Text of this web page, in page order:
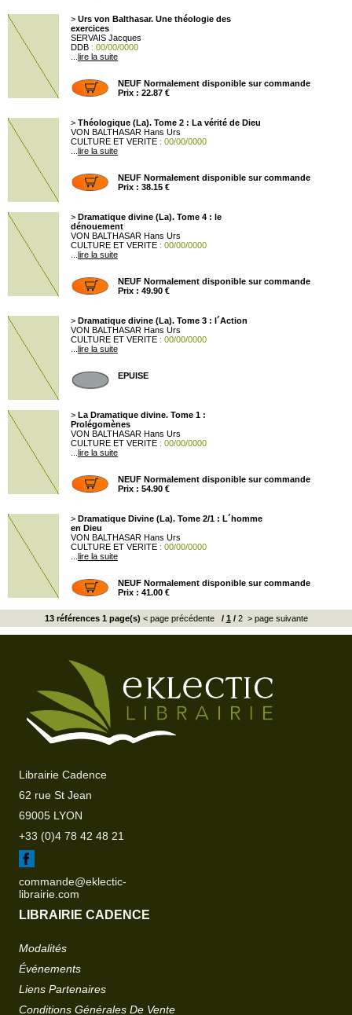
> Urs von Balthasar. Une théologie des
exercices
SERVAIS Jacques
DDB : 00/00/0000
lire la suite
NEUF Normalement disponible sur commande
Prix : 22.87 €
> Théologique (La). Tome 2 : La vérité de Dieu
VON BALTHASAR Hans Urs
CULTURE ET VERITE : 00/00/0000
lire la suite
NEUF Normalement disponible sur commande
Prix : 38.15 €
> Dramatique divine (La). Tome 4 : le
dénouement
VON BALTHASAR Hans Urs
CULTURE ET VERITE : 00/00/0000
lire la suite
NEUF Normalement disponible sur commande
Prix : 49.90 €
> Dramatique divine (La). Tome 3 : l´Action
VON BALTHASAR Hans Urs
CULTURE ET VERITE : 00/00/0000
lire la suite
EPUISE
> La Dramatique divine. Tome 1 :
Prolégomènes
VON BALTHASAR Hans Urs
CULTURE ET VERITE : 00/00/0000
lire la suite
NEUF Normalement disponible sur commande
Prix : 54.90 €
> Dramatique Divine (La). Tome 2/1 : L´homme
en Dieu
VON BALTHASAR Hans Urs
CULTURE ET VERITE : 00/00/0000
lire la suite
NEUF Normalement disponible sur commande
Prix : 41.00 €
13 références 1 page(s) < page précédente/ 1 /2 > page suivante
Librairie Cadence
62 rue St Jean
69005 LYON
+33 (0)4 78 42 48 21
commande@eklectic-
librairie.com
LIBRAIRIE CADENCE
Modalités
Événements
Liens Partenaires
Conditions Générales De Vente